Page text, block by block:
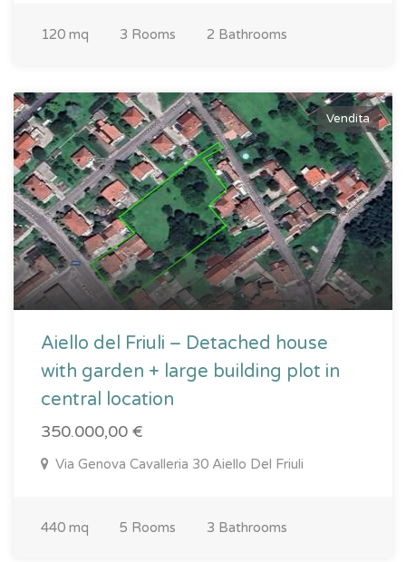
120 mq 3 Rooms 2 Bathrooms
Vendita
Aiello del Friuli – Detached house
with garden + large building plot in
central location
350.000,00 €
Via Genova Cavalleria 30 Aiello Del Friuli
440 mq 5 Rooms 3 Bathrooms